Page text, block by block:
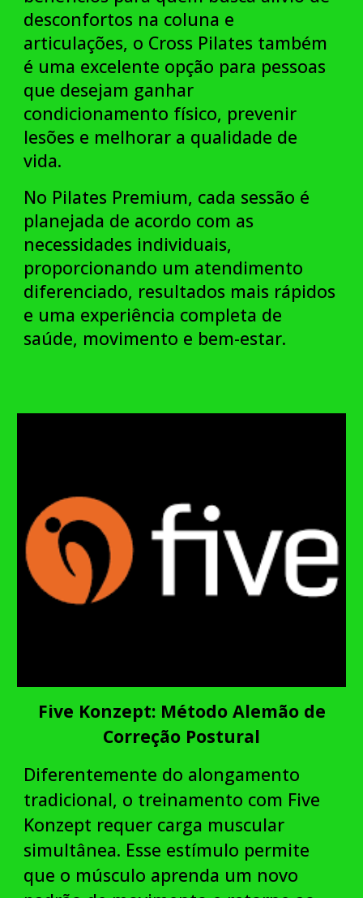
desconfortos na coluna e
articulações, o Cross Pilates também
é uma excelente opção para pessoas
que desejam ganhar
condicionamento físico, prevenir
lesões e melhorar a qualidade de
vida.
No Pilates Premium, cada sessão é
planejada de acordo com as
necessidades individuais,
proporcionando um atendimento
diferenciado, resultados mais rápidos
e uma experiência completa de
saúde, movimento e bem-estar.
Five Konzept: Método Alemão de
Correção Postural
Diferentemente do alongamento
tradicional, o treinamento com Five
Konzept requer carga muscular
simultânea. Esse estímulo permite
que o músculo aprenda um novo